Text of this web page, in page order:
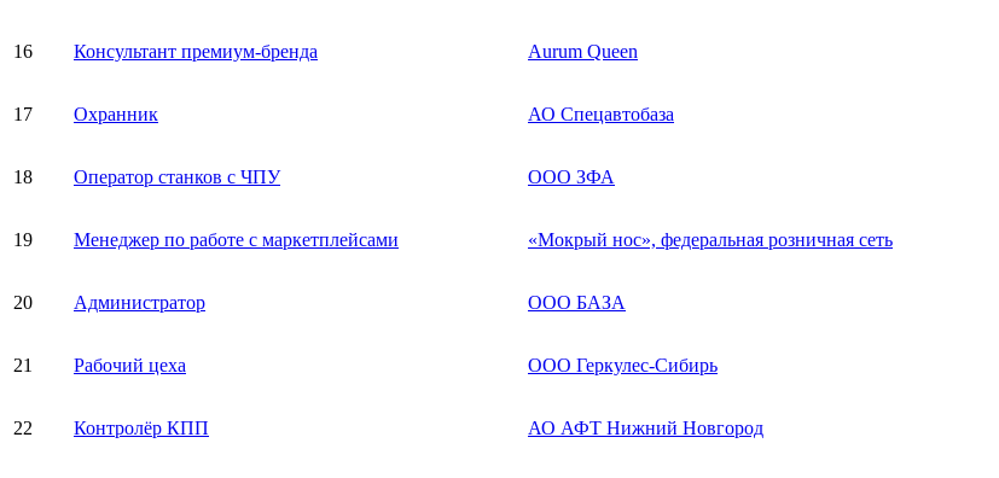
16 Консультант премиум-бренда Aurum Queen
17 Охранник АО Спецавтобаза
18 Оператор станков с ЧПУ ООО ЗФА
19 Менеджер по работе с маркетплейсами «Мокрый нос», федеральная розничная сеть
20 Администратор ООО БАЗА
21 Рабочий цеха ООО Геркулес-Сибирь
22 Контролёр КПП АО АФТ Нижний Новгород